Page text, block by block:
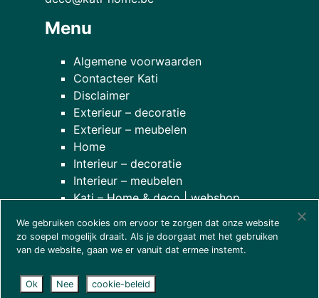
Menu
Algemene voorwaarden
Contacteer Kati
Disclaimer
Exterieur – decoratie
Exterieur – meubelen
Home
Interieur – decoratie
Interieur – meubelen
Kati – Home & deco | webshop
over onze winkel
We gebruiken cookies om ervoor te zorgen dat onze website
zo soepel mogelijk draait. Als je doorgaat met het gebruiken
van de website, gaan we er vanuit dat ermee instemt.
Ok Nee cookie-beleid